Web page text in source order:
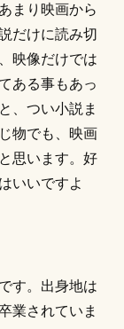
まり映画から
だけに読み切
映像だけでは
ある事もあっ
、つい小説ま
物でも、映画
思います。好
いいですよ
す。出身地は
業されていま